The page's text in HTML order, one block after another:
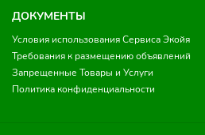
ДОКУМЕНТЫ
Условия использования Сервиса Экойя
Требования к размещению объявлений
Запрещенные Товары и Услуги
Политика конфиденциальности